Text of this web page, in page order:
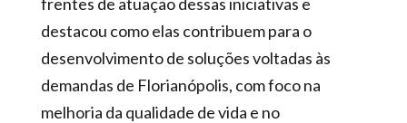
destacou como elas contribuem para o
desenvolvimento de soluções voltadas às
demandas de Florianópolis, com foco na
melhoria da qualidade de vida e no